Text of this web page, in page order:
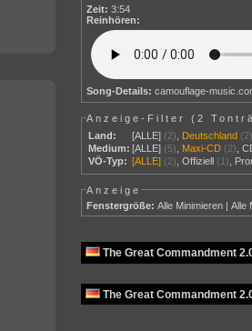
Zeit: 3:54
Reinhören:
Song-Details: camouflage-
Anzeige-Filter (2
Land:
[ALLE] (2) Deutschland
Medium: [ALLE] (5) Maxi-CD (2) ,
VÖ-Typ: [ALLE] (2) ,Offiziell (1)
Anzeige
Fenstergröße: Alle Minimieren |Alle
The Great Commandment
The Great Commandment